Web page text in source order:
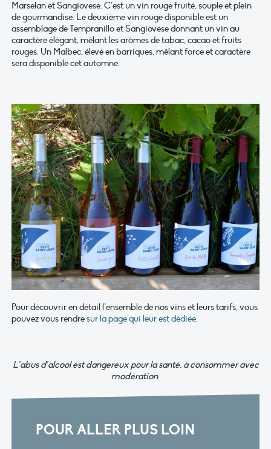
Marselan et Sangiovese. C’est un vin rouge fruité, souple et plein
de gourmandise. Le deuxième vin rouge disponible est un
assemblage de Tempranillo et Sangiovese donnant un vin au
caractère élégant, mêlant les arômes de tabac, cacao et fruits
rouges. Un Malbec, élevé en barriques, mêlant force et caractère
sera disponible cet automne.
Pour découvrir en détail l’ensemble de nos vins et leurs tarifs, vous
pouvez vous rendresur la page qui leur est dédiée.
L’abus d’alcool est dangereux pour la santé, à consommer avec
modération.
POUR ALLER PLUS LOIN